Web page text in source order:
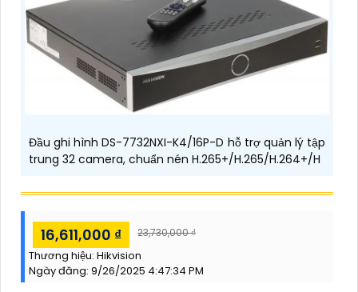
Đầu ghi hình DS-7732NXI-K4/16P-D hỗ trợ quản lý tập
trung 32 camera, chuẩn nén H.265+/H.265/H.264+/H
16,611,000 ₫ 23,730,000 ₫
Thương hiệu: Hikvision
Ngày đăng: 9/26/2025 4:47:34 PM